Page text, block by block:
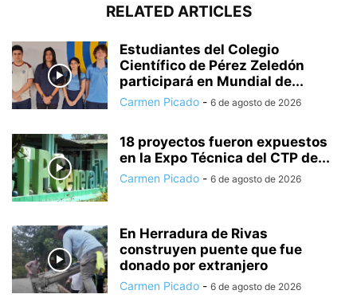
RELATED ARTICLES
Estudiantes del Colegio
Científico de Pérez Zeledón
participará en Mundial de...
Carmen Picado - 6 de agosto de 2026
18 proyectos fueron expuestos
en la Expo Técnica del CTP de...
Carmen Picado - 6 de agosto de 2026
En Herradura de Rivas
construyen puente que fue
donado por extranjero
Carmen Picado - 6 de agosto de 2026